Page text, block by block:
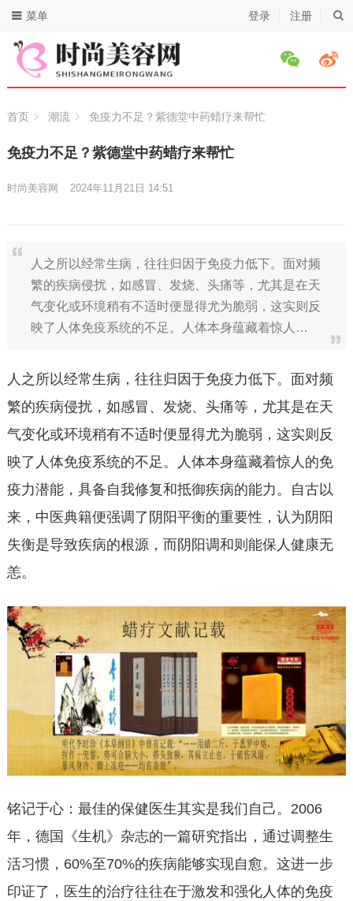
登录 注册
菜单
首页 潮流 免疫力不足？紫德堂中药蜡疗来帮忙
免疫力不足？紫德堂中药蜡疗来帮忙
时尚美容网 2024年11月21日 14:51
人之所以经常生病，往往归因于免疫力低下。面对频
繁的疾病侵扰，如感冒、发烧、头痛等，尤其是在天
气变化或环境稍有不适时便显得尤为脆弱，这实则反
映了人体免疫系统的不足。人体本身蕴藏着惊人…
人之所以经常生病，往往归因于免疫力低下。面对频
繁的疾病侵扰，如感冒、发烧、头痛等，尤其是在天
气变化或环境稍有不适时便显得尤为脆弱，这实则反
映了人体免疫系统的不足。人体本身蕴藏着惊人的免
疫力潜能，具备自我修复和抵御疾病的能力。自古以
来，中医典籍便强调了阴阳平衡的重要性，认为阴阳
失衡是导致疾病的根源，而阴阳调和则能保人健康无
恙。
铭记于心：最佳的保健医生其实是我们自己。2006
年，德国《生机》杂志的一篇研究指出，通过调整生
活习惯，60%至70%的疾病能够实现自愈。这进一步
印证了，医生的治疗往往在于激发和强化人体的免疫